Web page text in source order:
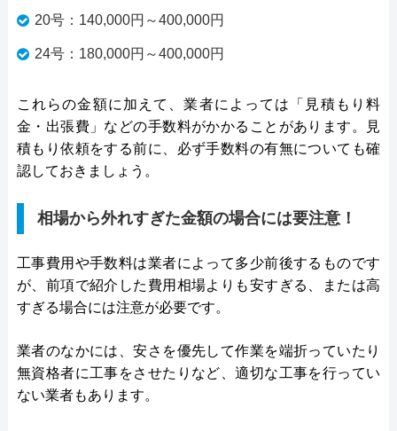
20号：140,000円～400,000円
24号：180,000円～400,000円
これらの金額に加えて、業者によっては「見積もり料
金・出張費」などの手数料がかかることがあります。見
積もり依頼をする前に、必ず手数料の有無についても確
認しておきましょう。
相場から外れすぎた金額の場合には要注意！
工事費用や手数料は業者によって多少前後するものです
が、前項で紹介した費用相場よりも安すぎる、または高
すぎる場合には注意が必要です。
業者のなかには、安さを優先して作業を端折っていたり
無資格者に工事をさせたりなど、適切な工事を行ってい
ない業者もあります。